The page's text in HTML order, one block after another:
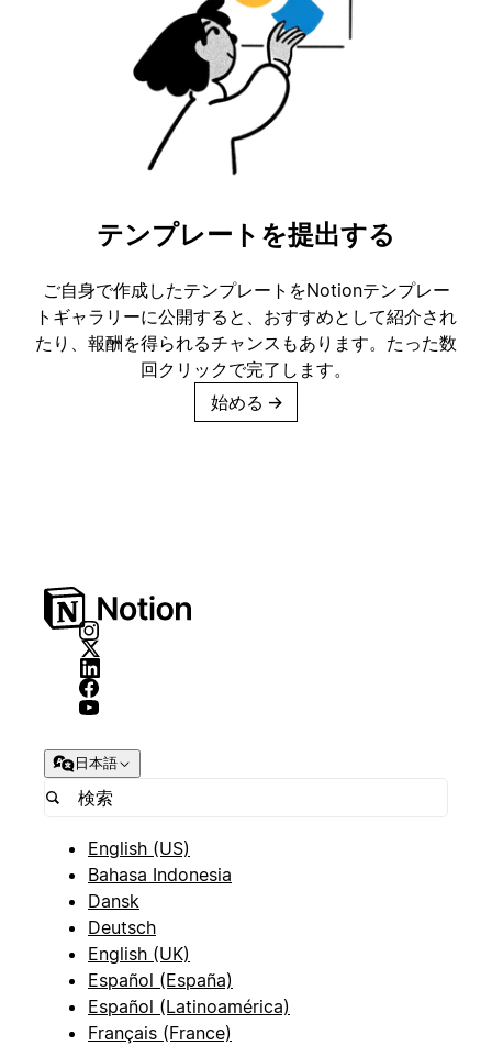
テンプレートを提出する
ご自身で作成したテンプレートをNotionテンプレー
トギャラリーに公開すると、おすすめとして紹介され
たり、報酬を得られるチャンスもあります。たった数
回クリックで完了します。
始める →
日本語
English (US)
Bahasa Indonesia
Dansk
Deutsch
English (UK)
Español (España)
Español (Latinoamérica)
Français (France)